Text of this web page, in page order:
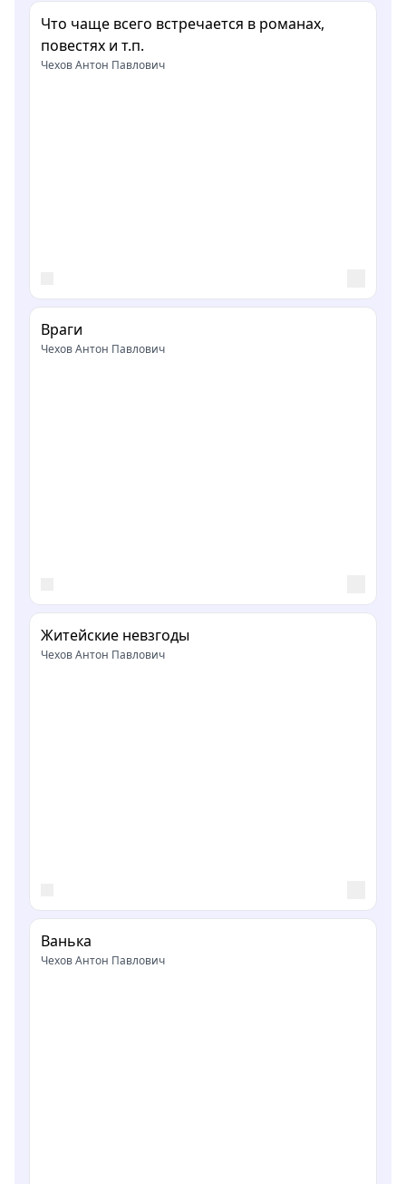
Что чаще всего встречается в романах,
повестях и т.п.
Чехов Антон Павлович
Враги
Чехов Антон Павлович
Житейские невзгоды
Чехов Антон Павлович
Ванька
Чехов Антон Павлович